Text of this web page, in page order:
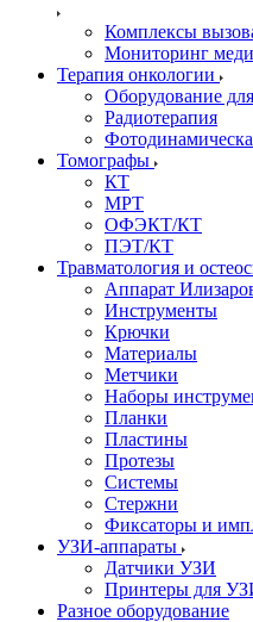
Комплексы
Мониторинг
Терапия онкологии
Оборудование
Радиотерапия
Томографы
КТ
МРТ
ОФЭКТ/КТ
ПЭТ/КТ
Травматология и
Аппарат
Инструменты
Крючки
Материалы
Метчики
Наборы
Планки
Пластины
Протезы
Системы
Стержни
Фиксаторы и
УЗИ-аппараты
Датчики УЗИ
Принтеры для
Разное оборудование